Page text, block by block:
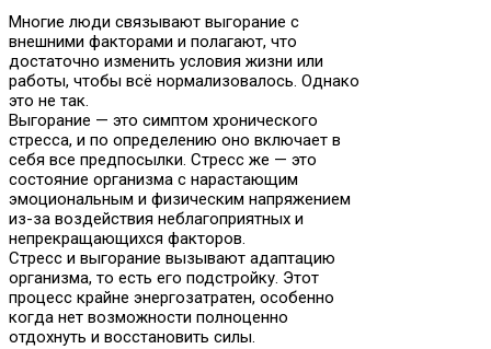
Многие люди связывают выгорание с
внешними факторами и полагают, что
достаточно изменить условия жизни или
работы, чтобы всё нормализовалось. Однако
это не так.
Выгорание — это симптом хронического
стресса, и по определению оно включает в
себя все предпосылки. Стресс же — это
состояние организма с нарастающим
эмоциональным и физическим напряжением
из-за воздействия неблагоприятных и
непрекращающихся факторов.
Стресс и выгорание вызывают адаптацию
организма, то есть его подстройку. Этот
процесс крайне энергозатратен, особенно
когда нет возможности полноценно
отдохнуть и восстановить силы.